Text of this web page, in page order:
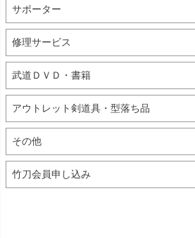
サポーター
修理サービス
武道ＤＶＤ・書籍
アウトレット剣道具・型落ち品
その他
竹刀会員申し込み